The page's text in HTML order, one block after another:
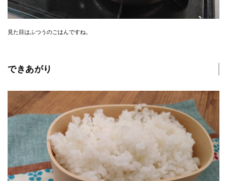
見た目はふつうのごはんですね。
できあがり